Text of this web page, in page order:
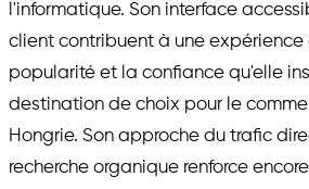
l'informatique. Son interface
client contribuent à une expérience
popularité et la confiance qu'elle
destination de choix pour le
Hongrie. Son approche du trafic
recherche organique renforce